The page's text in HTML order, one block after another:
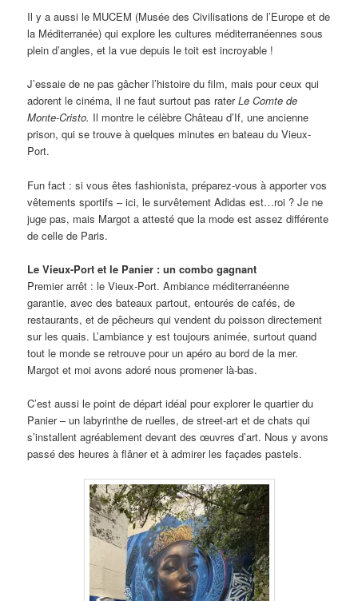
Il y a aussi le MUCEM (Musée des Civilisations de l’Europe et de
la Méditerranée) qui explore les cultures méditerranéennes sous
plein d’angles, et la vue depuis le toit est incroyable !
J’essaie de ne pas gâcher l’histoire du film, mais pour ceux qui
adorent le cinéma, il ne faut surtout pas raterLe Comte de
Monte-Cristo. Il montre le célèbre Château d’If, une ancienne
prison, qui se trouve à quelques minutes en bateau du Vieux-
Port.
Fun fact : si vous êtes fashionista, préparez-vous à apporter vos
vêtements sportifs – ici, le survêtement Adidas est…roi ? Je ne
juge pas, mais Margot a attesté que la mode est assez différente
de celle de Paris.
Le Vieux-Port et le Panier : un combo gagnant
Premier arrêt : le Vieux-Port. Ambiance méditerranéenne
garantie, avec des bateaux partout, entourés de cafés, de
restaurants, et de pêcheurs qui vendent du poisson directement
sur les quais. L’ambiance y est toujours animée, surtout quand
tout le monde se retrouve pour un apéro au bord de la mer.
Margot et moi avons adoré nous promener là-bas.
C’est aussi le point de départ idéal pour explorer le quartier du
Panier – un labyrinthe de ruelles, de street-art et de chats qui
s’installent agréablement devant des œuvres d’art. Nous y avons
passé des heures à flâner et à admirer les façades pastels.